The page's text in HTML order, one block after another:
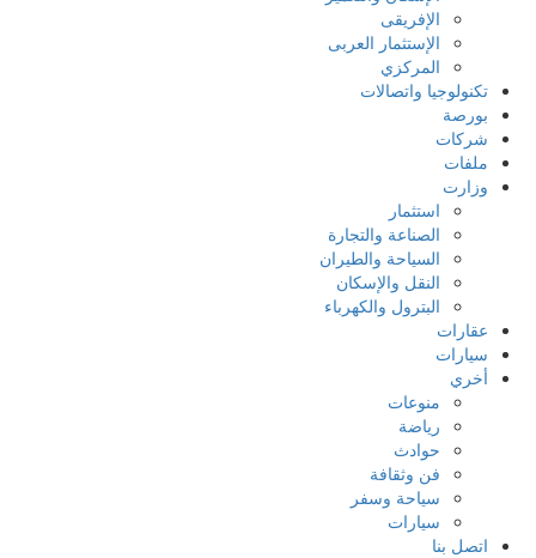
الإفريقى
الإستثمار العربى
المركزي
تكنولوجيا واتصالات
بورصة
شركات
ملفات
وزارت
استثمار
الصناعة والتجارة
السياحة والطيران
النقل والإسكان
البترول والكهرباء
عقارات
سيارات
أخري
منوعات
رياضة
حوادث
فن وثقافة
سياحة وسفر
سيارات
اتصل بنا